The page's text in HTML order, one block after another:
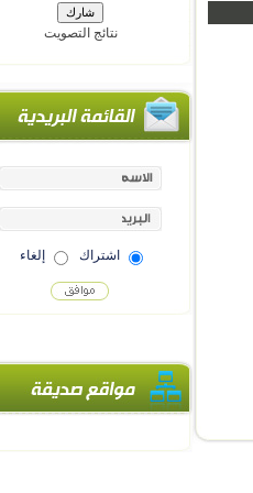
نتائج التصويت
اشتراك إلغاء